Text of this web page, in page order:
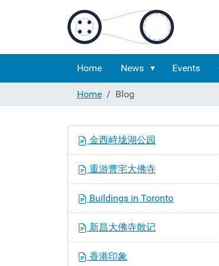
Home News Events
Home
Blog
o
金西峙垅湖公园
重游曹宅大佛寺
Buildings in Toronto
新昌大佛寺散记
香港印象